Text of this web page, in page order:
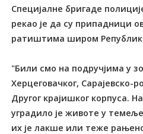
Специјалне бригаде
рекао је да су припадници
ратиштима широм
"Били смо на подручјима у
Херцеговачког, Сарајевско-
Другог крајишког корпуса.
уградило је животе у
их је лакше или теже